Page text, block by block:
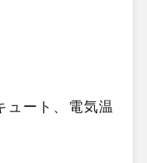
ュート、電気温